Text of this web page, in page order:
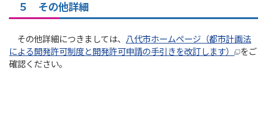
５ その他詳細
その他詳細につきましては、 八代市ホームページ（都市計画法
による開発許可制度と開発許可申請の手引きを改訂します）
をご
確認ください。